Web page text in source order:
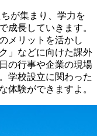
が集まり、学力を
成長していきます。
メリットを活かし
」などに向けた課外
の行事や企業の現場
学校設立に関わった
体験ができますよ。